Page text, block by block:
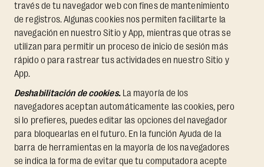
través de tu navegador web con fines de mantenimiento
de registros. Algunas cookies nos permiten facilitarte la
navegación en nuestro Sitio y App, mientras que otras se
utilizan para permitir un proceso de inicio de sesión más
rápido o para rastrear tus actividades en nuestro Sitio y
App.
Deshabilitación de cookies.La mayoría de los
navegadores aceptan automáticamente las cookies, pero
si lo prefieres, puedes editar las opciones del navegador
para bloquearlas en el futuro. En la función Ayuda de la
barra de herramientas en la mayoría de los navegadores
se indica la forma de evitar que tu computadora acepte